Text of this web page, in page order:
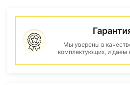
Мы уверены в
комплектующих, и даем